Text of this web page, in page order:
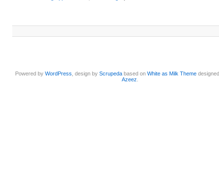
Powered byWordPress , design byScrupeda based onWhite as Milk Theme
Azeez